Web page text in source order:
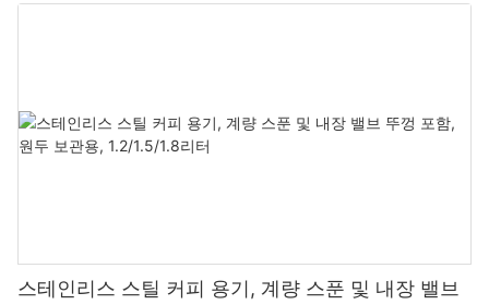
스테인리스 스틸 커피 용기, 계량 스푼 및 내장 밸브